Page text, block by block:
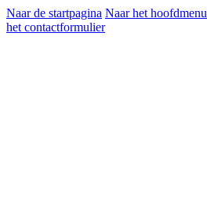
Naar de startpagina Naar het hoofdmenu
het contactformulier